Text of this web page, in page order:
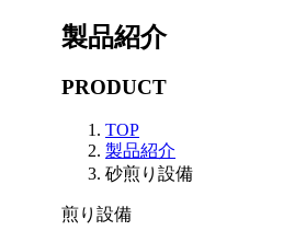
製品紹介
PRODUCT
TOP
製品紹介
砂煎り設備
煎り設備